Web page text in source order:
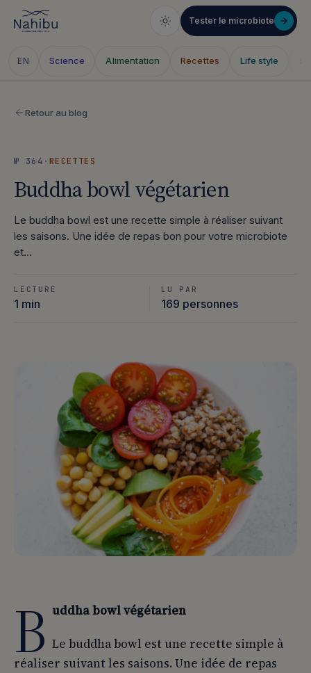
Tester le microbiote
EN Science Alimentation Recettes Life style
Retour au blog
№ 364 · RECETTES
Buddha bowl végétarien
Le buddha bowl est une recette simple à réaliser suivant
les saisons. Une idée de repas bon pour votre microbiote
et…
LECTURE
1 min
LU PAR
169 personnes
B uddha bowl végétarien
Le buddha bowl est une recette simple à
réaliser suivant les saisons. Une idée de repas